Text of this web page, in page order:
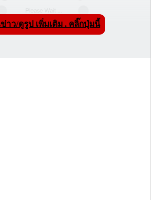
าว/ดูรูป เพิ่มเติม . คลิ๊กปุ่มนี้